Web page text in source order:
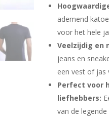
ademend
voor het hele
Veelzijdig en
jeans en
een vest of jas
Perfect voor
liefhebbers:
van de